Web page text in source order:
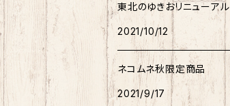
ウィッシュミーメル
リトルツインスターズ
あひるのペックル
むすび丸
秋田犬
ご当地ハムスター
ご当地ハムスター
おそ松さん
サンリオキャラクター他
御朱印帳
ノート
缶バッチ
マスク
アクリルスタンド
東北のゆきおリニューアル
2021/10/12
ネコムネ秋限定商品
2021/9/17